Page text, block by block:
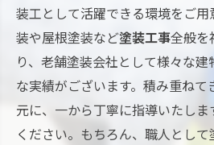
装工として活躍できる環境をご用
装や屋根塗装など塗装工事全般を
り、老舗塗装会社として様々な
な実績がございます。積み重ねて
元に、一から丁寧に指導いたし
ください。もちろん、職人とし